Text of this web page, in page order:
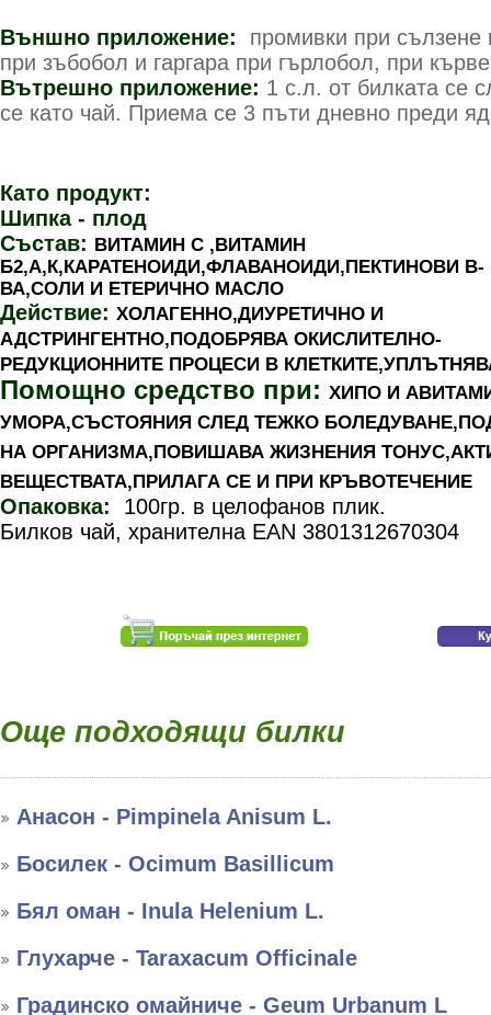
Външно приложение: промивки при сълзене
при зъбобол и гаргара при гърлобол, при
Вътрешно приложение: 1 с.л. от билката се
се като чай. Приема се 3 пъти дневно преди
Като продукт:
Шипка - плод
Състав: ВИТАМИН С ,ВИТАМИН
Б2,А,К,КАРАТЕНОИДИ,ФЛАВАНОИДИ,ПЕКТИНОВИ В-
ВА,СОЛИ И ЕТЕРИЧНО МАСЛО
Действие: ХОЛАГЕННО,ДИУРЕТИЧНО И
АДСТРИНГЕНТНО,ПОДОБРЯВА ОКИСЛИТЕЛНО-
РЕДУКЦИОННИТЕ ПРОЦЕСИ В
Помощно средство при: ХИПО И
УМОРА,СЪСТОЯНИЯ СЛЕД ТЕЖКО
НА ОРГАНИЗМА,ПОВИШАВА ЖИЗНЕНИЯ
ВЕЩЕСТВАТА,ПРИЛАГА СЕ И ПРИ КРЪВОТЕЧЕНИЕ
Опаковка: 100гр. в целофанов плик.
Билков чай, хранителна EAN 3801312670304
Още подходящи билки
Анасон - Pimpinela Anisum L.
Босилек - Ocimum Basillicum
Бял оман - Inula Helenium L.
Глухарче - Taraxacum Officinale
Градинско омайниче - Geum Urbanum L